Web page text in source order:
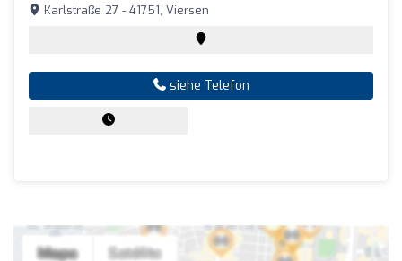
Karlstraße 27 - 41751, Viersen
siehe Telefon